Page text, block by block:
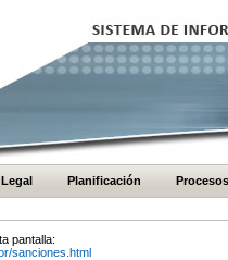
Planificación Procesos
pantalla:
sanciones.html